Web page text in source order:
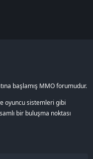
başlamış MMO forumudur.
oyuncu sistemleri gibi
bir buluşma noktası